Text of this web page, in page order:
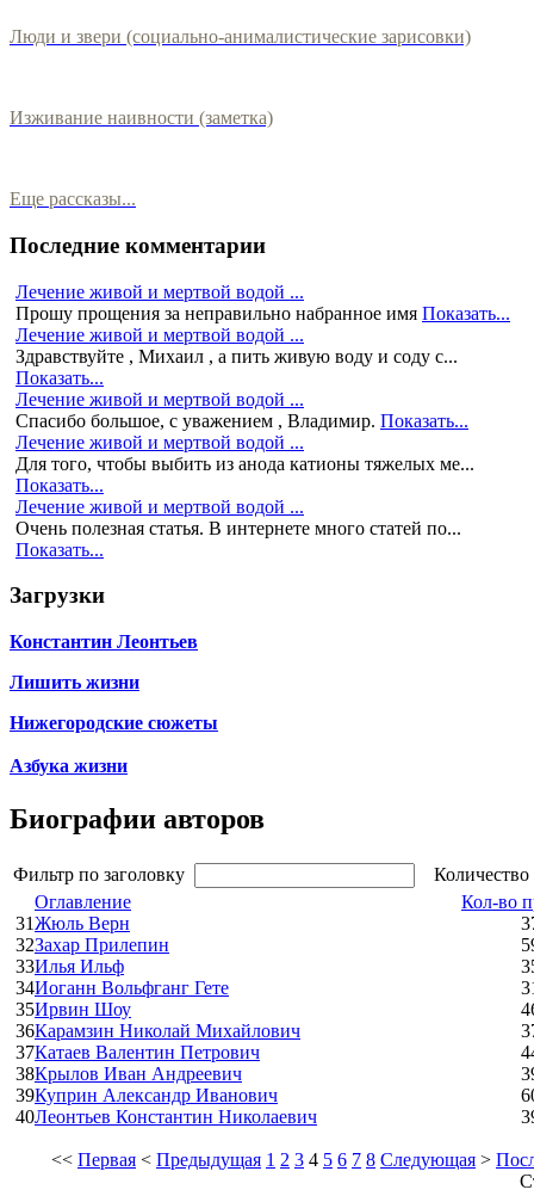
Люди и звери (социально-анималистические зарисовки)
Изживание наивности (заметка)
Еще рассказы...
Последние комментарии
Лечение живой и мертвой водой ...
Прошу прощения за неправильно набранное имя Показать...
Лечение живой и мертвой водой ...
Здравствуйте , Михаил , а пить живую воду и соду с...
Показать...
Лечение живой и мертвой водой ...
Спасибо большое, с уважением , Владимир. Показать...
Лечение живой и мертвой водой ...
Для того, чтобы выбить из анода катионы тяжелых ме...
Показать...
Лечение живой и мертвой водой ...
Очень полезная статья. В интернете много статей по...
Показать...
Загрузки
Константин Леонтьев
Лишить жизни
Нижегородские сюжеты
Азбука жизни
Биографии авторов
Фильтр по заголовку
Оглавление
Кол-во
31Жюль Верн
32Захар Прилепин
33Илья Ильф
34Иоганн Вольфганг Гете
35Ирвин Шоу
36Карамзин Николай Михайлович
37Катаев Валентин Петрович
38Крылов Иван Андреевич
39Куприн Александр Иванович
40Леонтьев Константин Николаевич
<< Первая < Предыдущая 1 2 3 4 5 6 7 8 Следующая >